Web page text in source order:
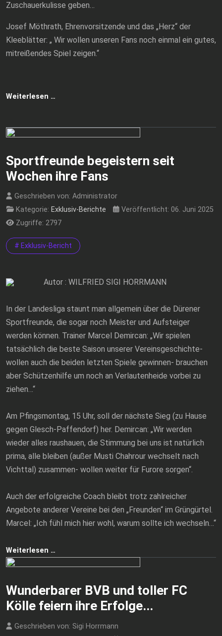
Zuschauerkulisse geben…
Josef Möthrath, Ehrenvorsitzende und das „Herz“ der
Kleeblätter: „ Wir wollen unseren Fans noch einmal ein gutes,
mitreißendes Spiel zeigen.“
Weiterlesen …
Sportfreunde begeistern seit
Wochen ihre Fans
Geschrieben von: Administrator
Kategorie: Exklusiv-Berichte
Veröffentlicht: 06. Juni 2025
Zugriffe: 2797
# Exklusiv-Bericht
Autor : WILFRIED SIGI HORRMANN
In der Landesliga staunt man allgemein über die Dürener
Sportfreunde, die sogar noch Meister und Aufsteiger
werden können. Trainer Marcel Demircan: „Wir spielen
tatsächlich die beste Saison unserer Vereinsgeschichte-
wollen auch die beiden letzten Spiele gewinnen- brauchen
aber Schützenhilfe um noch an Verlautenheide vorbei zu
ziehen…“
Am Pfingsmontag, 15 Uhr, soll der nächste Sieg (zu Hause
gegen Glesch-Paffendorf) her. Demircan: „Wir werden
wieder alles raushauen, die Stimmung bei uns ist natürlich
prima, alle bleiben (außer Musti Chahrour wechselt nach
Vichttal) zusammen- wollen weiter für Furore sorgen“.
Auch der erfolgreiche Coach bleibt trotz zahlreicher
Angebote anderer Vereine bei den „Freunden“ im Grüngürtel.
Marcel: „Ich fühl mich hier wohl, warum sollte ich wechseln…“
Weiterlesen …
Wunderbarer BVB und toller FC
Kölle feiern ihre Erfolge...
Geschrieben von: Sigi Horrmann